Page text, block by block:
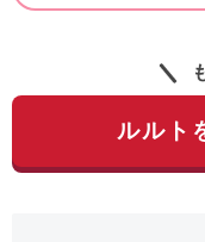
ルルト